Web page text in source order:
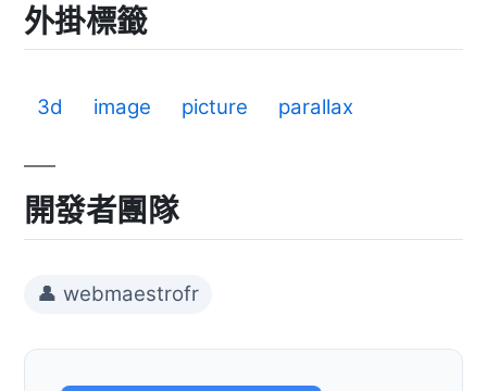
外掛標籤
3d image picture parallax
開發者團隊
👤 webmaestrofr